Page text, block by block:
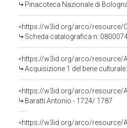
Pinacoteca Nazionale di
<https://w3id.org/arco/resource/
Scheda catalografica n:
<https://w3id.org/arco/resource/
Acquisizione 1 del bene
<https://w3id.org/arco/resource/
Baratti Antonio - 1724/ 1787
<https://w3id.org/arco/resource/